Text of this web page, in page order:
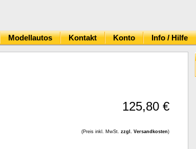
Modellautos Kontakt Konto Info / Hilfe
125,80 €
(Preis inkl. MwSt. zzgl. Versandkosten)